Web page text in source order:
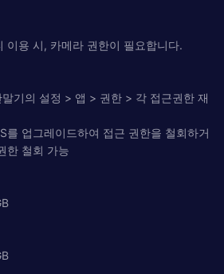
이용 시, 카메라 권한이 필요합니다.
기의 설정 > 앱 > 권한 > 각 접근권한 재
를 업그레이드하여 접근 권한을 철회하거
한 철회 가능